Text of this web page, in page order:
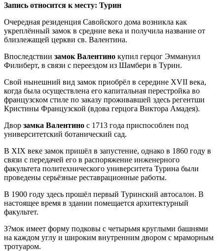
Запись относится к месту: Турин
Очередная резиденция Савойского дома возникла как
укреплённый замок в средние века и получила название от
близлежащей церкви св. Валентина.
Впоследствии замок Валентино купил герцог Эммануил
Филиберт, в связи с переездом из Шамбери в Турин.
Свой нынешний вид замок приобрёл в середине XVII века,
когда была осуществлена его капитальная перестройка во
французском стиле по заказу проживавшей здесь регентши
Кристины Французской (вдова герцога Виктора Амадея).
Двор замка Валентино с 1713 года приспособлен под
университетский ботанический сад.
В XIX веке замок пришёл в запустение, однако в 1860 году в
связи с передачей его в распоряжение инженерного
факультета политехнического университета Турина были
проведены серьёзные реставрационные работы.
В 1900 году здесь прошёл первый Туринский автосалон. В
настоящее время в здании помещается архитектурный
факультет.
З?мок имеет форму подковы с четырьмя круглыми башнями
на каждом углу и широким внутренним двором с мраморным
тротуаром.